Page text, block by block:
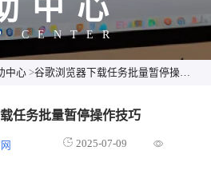
中心
CENTER
中心 >谷歌浏览器下载任务批量暂停操作技巧
任务批量暂停操作技巧
2025-07-09